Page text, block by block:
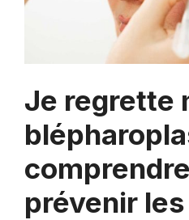
Je regrette
prévenir